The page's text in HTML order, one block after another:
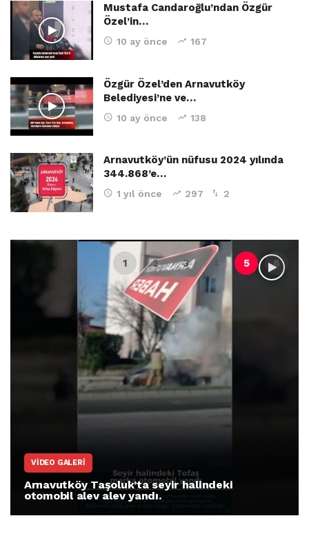
Mustafa Candaroğlu’ndan Özgür
Özel’in…
10 ay önce 167
Özgür Özel’den Arnavutköy
Belediyesi’ne ve…
10 ay önce 138
Arnavutköy’ün nüfusu 2024 yılında
344.868’e…
1 yıl önce 297 2
VIDEO GALERI
Arnavutköy Taşoluk’ta seyir halindeki
otomobil alev alev yandı.